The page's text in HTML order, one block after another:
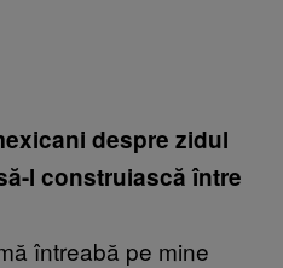
despre zidul
l construiască între
întreabă pe mine